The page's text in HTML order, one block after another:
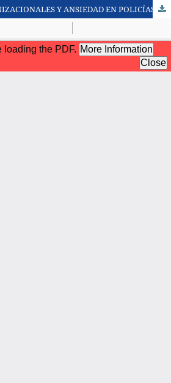
ESTRESORES ORGANIZACIONALES Y ANSIEDAD EN POLICÍAS DURANTE LA PANDEMIA POR LA COVID -19